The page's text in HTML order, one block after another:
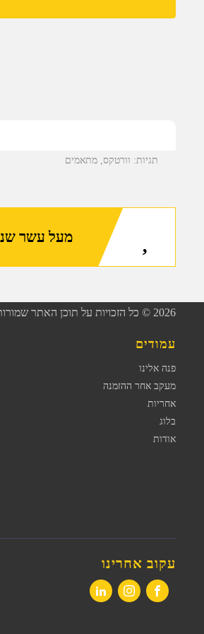
תגיות: וורטקס, מתאמים
מעל עשר
2026 © כל הזכויות על תוכן האתר
עמודים
פנה אלינו
מעקב אחר ההזמנה
אחריות
בלוג
אודות
עקוב אחרינו